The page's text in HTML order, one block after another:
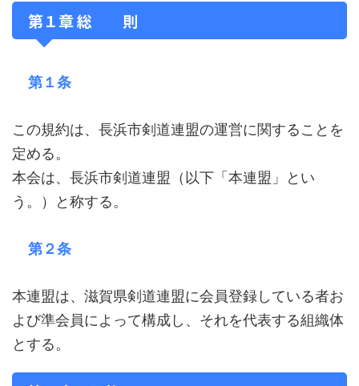
第１章 総 則
第１条
この規約は、長浜市剣道連盟の運営に関することを
定める。
本会は、長浜市剣道連盟（以下「本連盟」とい
う。）と称する。
第２条
本連盟は、滋賀県剣道連盟に会員登録している者お
よび準会員によって構成し、それを代表する組織体
とする。